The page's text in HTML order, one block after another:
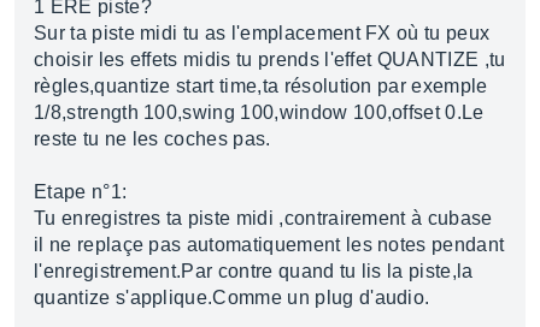
1 ERE piste?
Sur ta piste midi tu as l'emplacement FX où tu peux
choisir les effets midis tu prends l'effet QUANTIZE ,tu
règles,quantize start time,ta résolution par exemple
1/8,strength 100,swing 100,window 100,offset 0.Le
reste tu ne les coches pas.
Etape n°1:
Tu enregistres ta piste midi ,contrairement à cubase
il ne replaçe pas automatiquement les notes pendant
l'enregistrement.Par contre quand tu lis la piste,la
quantize s'applique.Comme un plug d'audio.